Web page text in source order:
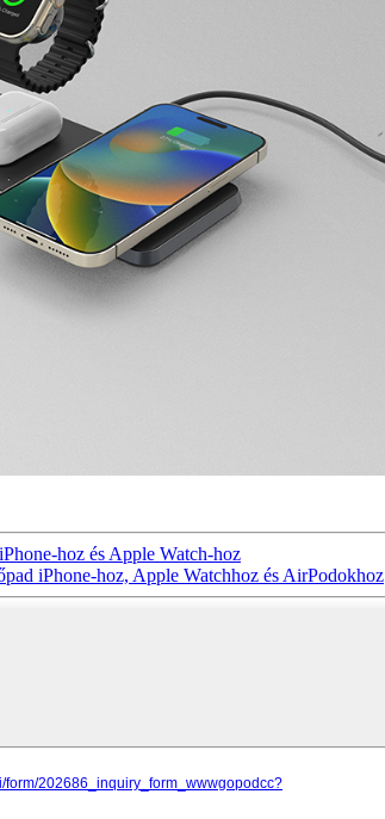
hoz és Apple Watch-hoz
iPhone-hoz, Apple Watchhoz és AirPodokhoz